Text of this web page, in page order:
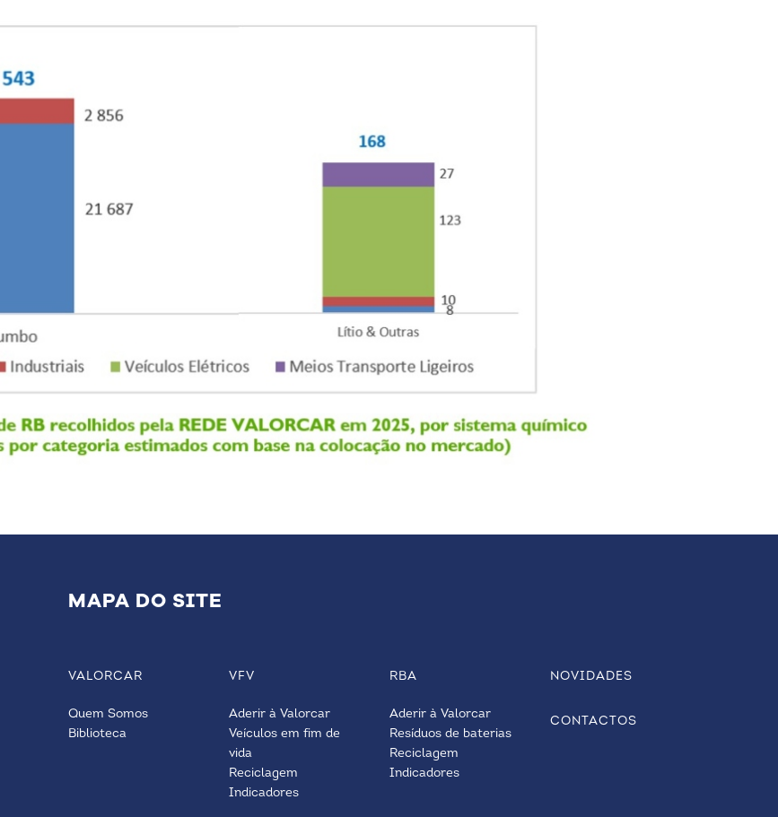
MAPA DO SITE
VALORCAR
Quem Somos
Biblioteca
VFV
Aderir à Valorcar
Veículos em fim de
vida
Reciclagem
Indicadores
RBA
Aderir à Valorcar
Resíduos de baterias
Reciclagem
Indicadores
NOVIDADES
CONTACTOS